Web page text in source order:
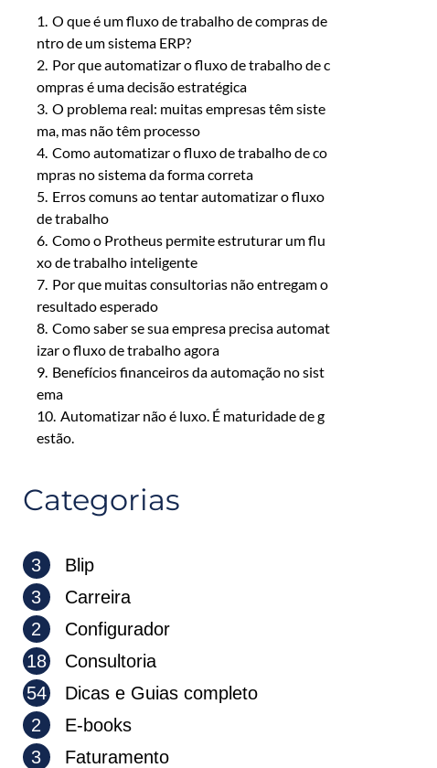
1. O que é um fluxo de trabalho de compras de
ntro de um sistema ERP?
2. Por que automatizar o fluxo de trabalho de c
ompras é uma decisão estratégica
3. O problema real: muitas empresas têm siste
ma, mas não têm processo
4. Como automatizar o fluxo de trabalho de co
mpras no sistema da forma correta
5. Erros comuns ao tentar automatizar o fluxo
de trabalho
6. Como o Protheus permite estruturar um flu
xo de trabalho inteligente
7. Por que muitas consultorias não entregam o
resultado esperado
8. Como saber se sua empresa precisa automat
izar o fluxo de trabalho agora
9. Benefícios financeiros da automação no sist
ema
10. Automatizar não é luxo. É maturidade de g
estão.
Categorias
3
Blip
3
Carreira
2
Configurador
18
Consultoria
54
Dicas e Guias completo
2
E-books
3
Faturamento